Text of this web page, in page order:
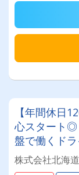
【年間休日
心スタート◎
盤で働くド
担少なめ♪年
す✨
株式会社北海